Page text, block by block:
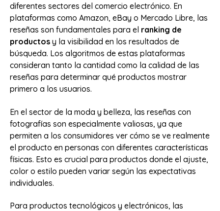
diferentes sectores del comercio electrónico. En
plataformas como Amazon, eBay o Mercado Libre, las
reseñas son fundamentales para el ranking de
productos y la visibilidad en los resultados de
búsqueda. Los algoritmos de estas plataformas
consideran tanto la cantidad como la calidad de las
reseñas para determinar qué productos mostrar
primero a los usuarios.
En el sector de la moda y belleza, las reseñas con
fotografías son especialmente valiosas, ya que
permiten a los consumidores ver cómo se ve realmente
el producto en personas con diferentes características
físicas. Esto es crucial para productos donde el ajuste,
color o estilo pueden variar según las expectativas
individuales.
Para productos tecnológicos y electrónicos, las